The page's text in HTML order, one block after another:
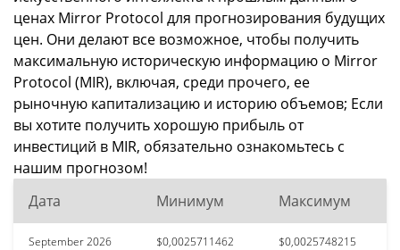
ценах Mirror Protocol для прогнозирования будущих
цен. Они делают все возможное, чтобы получить
максимальную историческую информацию о Mirror
Protocol (MIR), включая, среди прочего, ее
рыночную капитализацию и историю объемов; Если
вы хотите получить хорошую прибыль от
инвестиций в MIR, обязательно ознакомьтесь с
нашим прогнозом!
Дата
Минимум Максимум
September 2026 $0,0025711462 $0,0025748215